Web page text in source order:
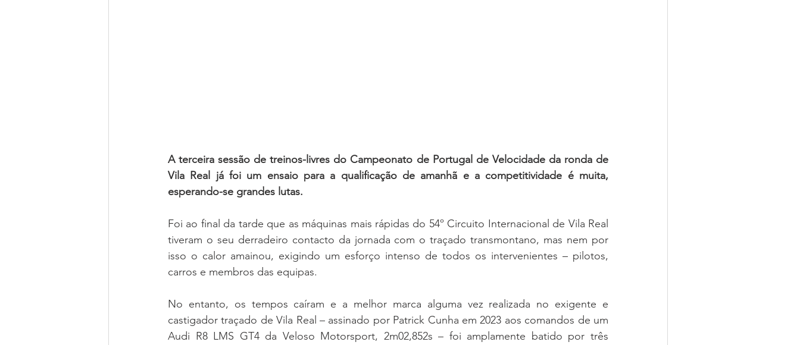
A terceira sessão de treinos-livres do Campeonato de Portugal de Velocidade da ronda de
Vila Real já foi um ensaio para a qualificação de amanhã e a competitividade é muita,
esperando-se grandes lutas.
Foi ao final da tarde que as máquinas mais rápidas do 54º Circuito Internacional de Vila Real
tiveram o seu derradeiro contacto da jornada com o traçado transmontano, mas nem por
isso o calor amainou, exigindo um esforço intenso de todos os intervenientes – pilotos,
carros e membros das equipas.
No entanto, os tempos caíram e a melhor marca alguma vez realizada no exigente e
castigador traçado de Vila Real – assinado por Patrick Cunha em 2023 aos comandos de um
Audi R8 LMS GT4 da Veloso Motorsport, 2m02,852s – foi amplamente batido por três